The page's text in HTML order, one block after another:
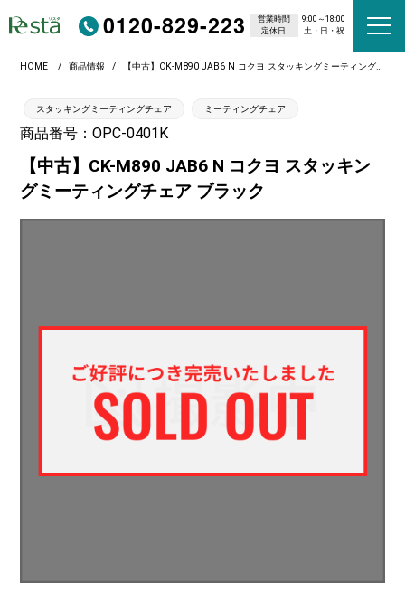
0120-829-223 営業時間
9:00～18:00
定休日
土・日・祝
HOME 商品情報 【中古】CK-M890 JAB6 N コクヨ スタッキングミーティングチェア ブラック
スタッキングミーティングチェア ミーティングチェア
商品番号：OPC-0401K
【中古】CK-M890 JAB6 N コクヨ スタッキン
グミーティングチェア ブラック